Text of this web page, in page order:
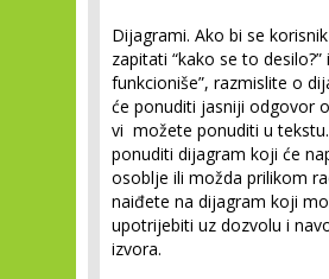
Dijagrami. Ako bi se
zapitati “kako se to desilo?”
funkcioniše”, razmislite o
će ponuditi jasniji odgovor
vi možete ponuditi u
ponuditi dijagram koji će
osoblje ili možda prilikom
naiđete na dijagram koji
upotrijebiti uz dozvolu i
izvora.